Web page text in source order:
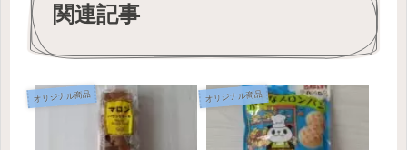
関連記事
オリジナル商品 オリジナル商品